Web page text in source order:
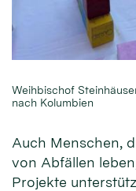
Weihbischof
nach Kolumbien
Auch Menschen,
von Abfällen
Projekte